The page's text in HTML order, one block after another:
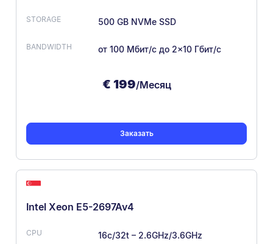
500 GB NVMe SSD
от 100 Мбит/с до 2×10 Гбит/с
€ 199/Месяц
Заказать
Intel Xeon E5-2697Av4
16c/32t – 2.6GHz/3.6GHz